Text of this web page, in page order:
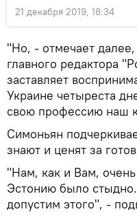
21 декабря 2019, 18:34
"Но, - отмечает
главного редактора
заставляет
Украине четыреста
свою профессию наш
Симоньян
знают и ценят за
"Нам, как и Вам,
Эстонию было
допустим этого", -